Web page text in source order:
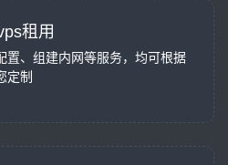
租用
置、组建内网等服务，均可根据
定制